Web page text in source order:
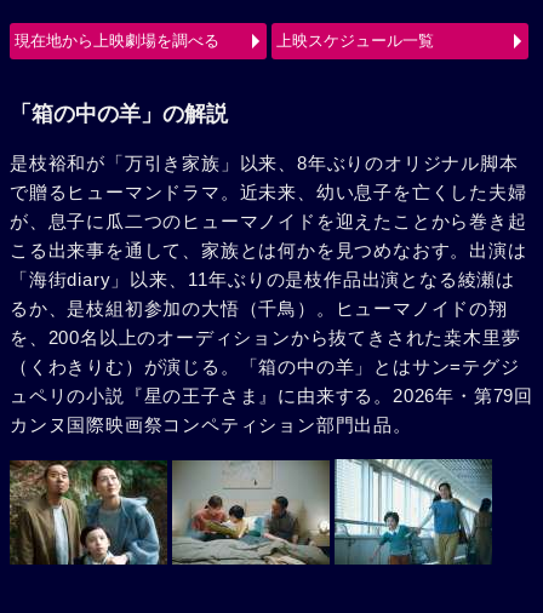
現在地から上映劇場を調べる 上映スケジュール一覧
「箱の中の羊」の解説
是枝裕和が「万引き家族」以来、8年ぶりのオリジナル脚本
で贈るヒューマンドラマ。近未来、幼い息子を亡くした夫婦
が、息子に瓜二つのヒューマノイドを迎えたことから巻き起
こる出来事を通して、家族とは何かを見つめなおす。出演は
「海街diary」以来、11年ぶりの是枝作品出演となる綾瀬は
るか、是枝組初参加の大悟（千鳥）。ヒューマノイドの翔
を、200名以上のオーディションから抜てきされた桒木里夢
（くわきりむ）が演じる。「箱の中の羊」とはサン=テグジ
ュペリの小説『星の王子さま』に由来する。2026年・第79回
カンヌ国際映画祭コンペティション部門出品。